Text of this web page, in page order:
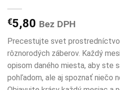
€5,80 Bez DPH
Precestujte svet
rôznorodých záberov. Každý
opisom daného miesta, aby ste
pohľadom, ale aj spoznať niečo